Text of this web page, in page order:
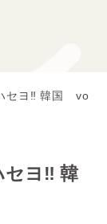
セヨ‼ 韓国 vo
ヨ‼ 韓